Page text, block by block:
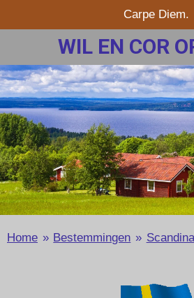
direct
de
hoofdinhoud
WIL EN COR
Carpe Diem.
Home » Bestemmingen »